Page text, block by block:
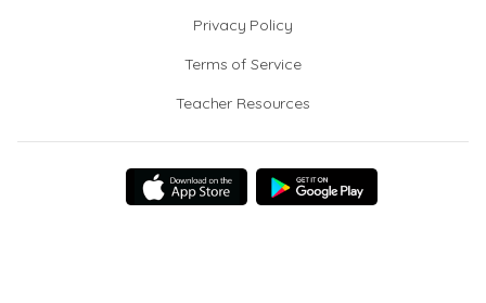
Privacy Policy
Terms of Service
Teacher Resources